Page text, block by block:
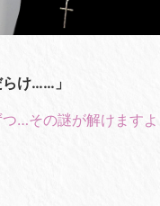
らけ……」
…その謎が解けますよ